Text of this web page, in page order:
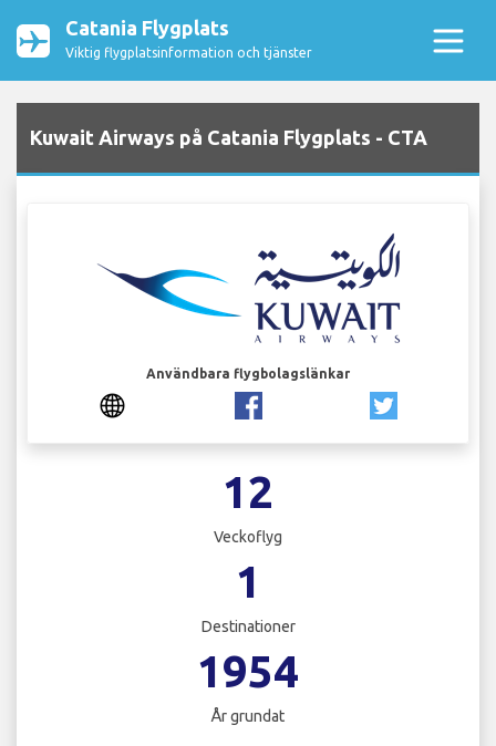
Catania Flygplats
Viktig flygplatsinformation och tjänster
Kuwait Airways på Catania Flygplats - CTA
Användbara flygbolagslänkar
12
Veckoflyg
1
Destinationer
1954
År grundat